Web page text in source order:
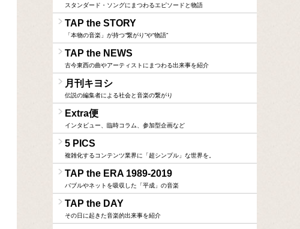
スタンダード・ソングにまつわるエピソードと物語
TAP the STORY
「本物の音楽」が持つ“繋がり”や“物語”
TAP the NEWS
古今東西の曲やアーティストにまつわる出来事を紹介
月刊キヨシ
伝説の編集者による社会と音楽の繋がり
Extra便
インタビュー、臨時コラム、参加型企画など
5 PICS
複雑化するコンテンツ業界に「超シンプル」な世界を。
TAP the ERA 1989-2019
バブルやネットを吸収した「平成」の音楽
TAP the DAY
その日に起きた音楽的出来事を紹介